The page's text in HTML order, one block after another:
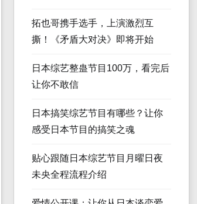
拓也哥携手选手，上演激烈互
撕！《矛盾大对决》即将开始
日本综艺整蛊节目100万，看完后
让你不敢信
日本搞笑综艺节目有哪些？让你
感受日本节目的搞笑之魂
贴心跟随日本综艺节目月曜日夜
未央全程流程介绍